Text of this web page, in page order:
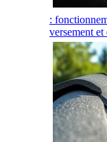
:
versement